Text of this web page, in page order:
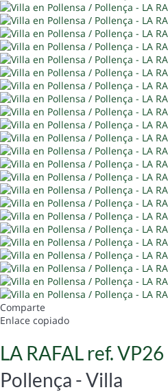
Comparte
Enlace copiado
LA RAFAL ref. VP26
Pollença -Villa